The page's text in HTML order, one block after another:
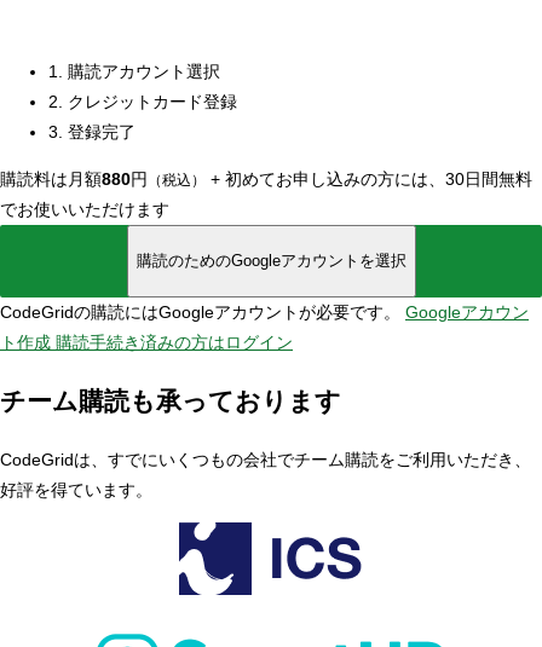
1. 購読アカウント選択
2. クレジットカード登録
3. 登録完了
購読料は月額880円 （税込） + 初めてお申し込みの方には、30日間無料
でお使いいただけます
購読のためのGoogleアカウントを選択
CodeGridの購読にはGoogleアカウントが必要です。 Googleアカウン
ト作成 購読手続き済みの方はログイン
チーム購読も承っております
CodeGridは、すでにいくつもの会社でチーム購読をご利用いただき、
好評を得ています。